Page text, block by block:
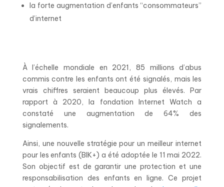
la forte augmentation d’enfants “consommateurs”
d’internet
À l’échelle mondiale en 2021, 85 millions d’abus
commis contre les enfants ont été signalés, mais les
vrais chiffres seraient beaucoup plus élevés. Par
rapport à 2020, la fondation Internet Watch a
constaté une augmentation de 64% des
signalements.
Ainsi, une nouvelle stratégie pour un meilleur internet
pour les enfants (BIK+) a été adoptée le 11 mai 2022.
Son objectif est de garantir une protection et une
responsabilisation des enfants en ligne. Ce projet